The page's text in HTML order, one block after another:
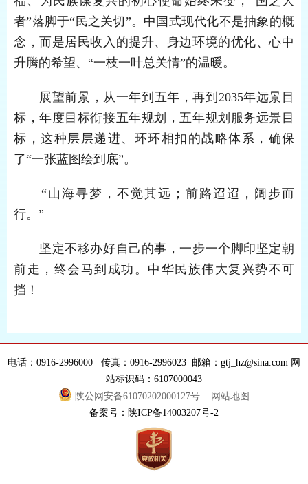
者”落脚于“民之关切”。中国式现代化不是抽象的概
念，而是居民收入的提升、身边环境的优化、心中
升腾的希望、“一枝一叶总关情”的温暖。
展望前景，从一年到五年，再到2035年远景目
标，年度目标衔接五年规划，五年规划服务远景目
标，这种层层递进、环环相扣的战略体系，确保
了“一张蓝图绘到底”。
“山海寻梦，不觉其远；前路迢迢，阔步而
行。”
坚定不移办好自己的事，一步一个脚印坚定朝
前走，终会马到成功。中华民族伟大复兴势不可
挡！
电话：0916-2996000 传真：0916-2996023 邮箱：gtj_hz@sina.com 网
站标识码：6107000043
陕公网安备61070202000127号
网站地图
备案号：陕ICP备14003207号-2